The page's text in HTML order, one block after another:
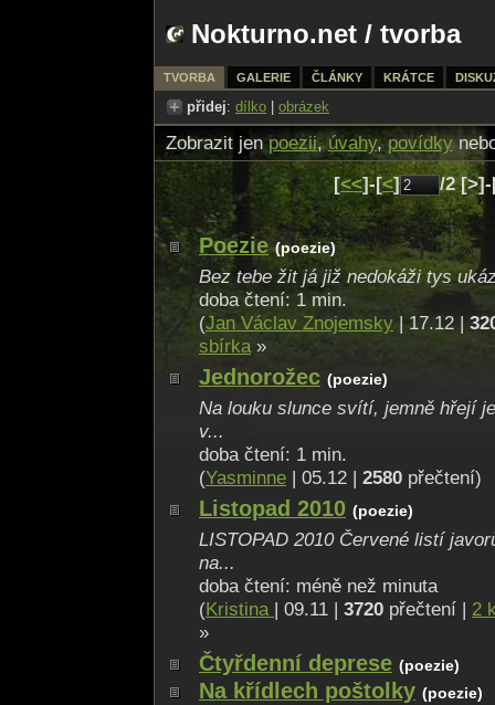
Nokturno.net / tvorba
TVORBA GALERIE ČLÁNKY KRÁTCE
přidej: dílko obrázek
Zobrazit jenpoezii,úvahy,povídky
[<<]-[<] /2
Poezie (poezie)
Bez tebe žit já již nedokáži tys
doba čtení: 1 min.
(Jan Václav Znojemsky | 17.12 |
sbírka»
Jednorožec (poezie)
Na louku slunce svítí, jemně hřejí
v...
doba čtení: 1 min.
(Yasminne | 05.12 | 2580 přečtení)
Listopad 2010 (poezie)
LISTOPAD 2010 Červené listí
na...
doba čtení: méně než minuta
(Kristina | 09.11 | 3720 přečtení | 2
»
Čtyřdenní deprese (poezie)
Na křídlech poštolky (poezie)